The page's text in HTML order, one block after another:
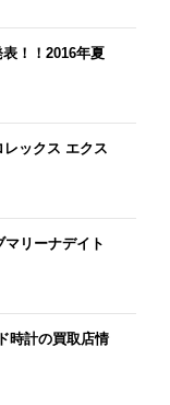
！！2016年夏
ックス エクス
マリーナデイト
時計の買取店情